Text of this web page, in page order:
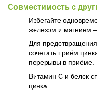
Совместимость с
Избегайте
железом и магнием
Для
сочетать приём
перерывы в приёме.
Витамин С и белок
цинка.